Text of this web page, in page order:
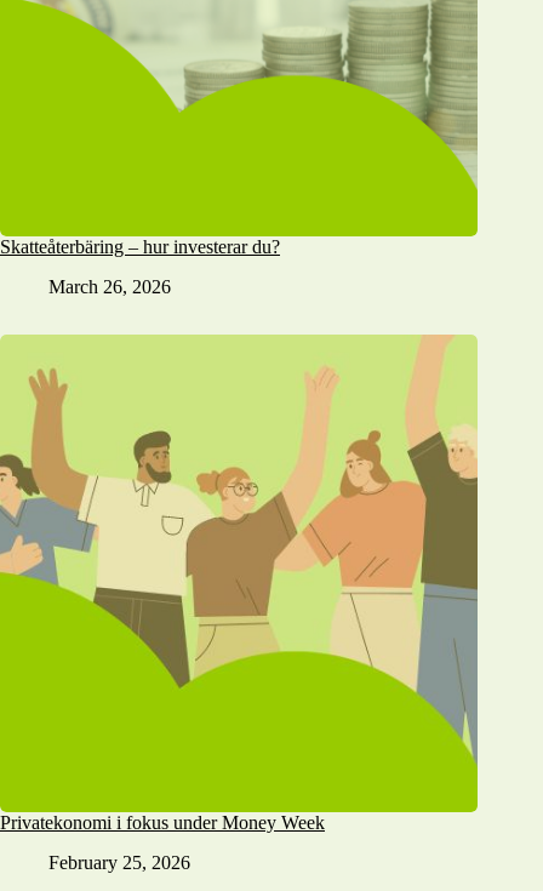
Skatteåterbäring – hur investerar du?
March 26, 2026
Privatekonomi i fokus under Money Week
February 25, 2026